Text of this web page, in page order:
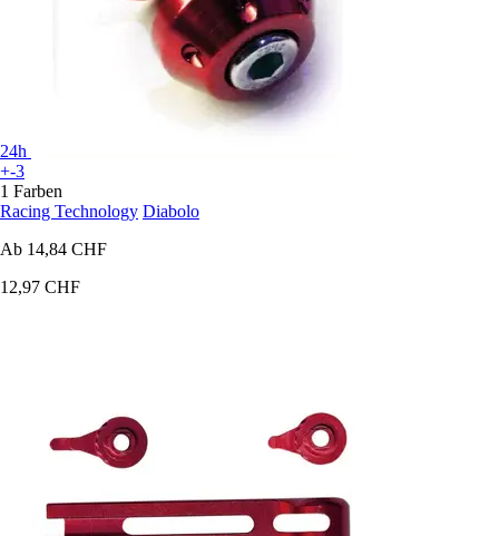
24h
+-3
1 Farben
Racing Technology Diabolo
Ab 14,84 CHF
12,97 CHF